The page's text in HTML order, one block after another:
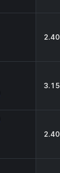
2.40
3.15
2.40